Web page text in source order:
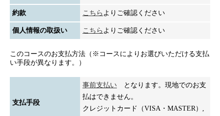
約款 こちら よりご確認ください
個人情報の取扱い こちら よりご確認ください
このコースのお支払方法（※コースによりお選びいただける支払
い手段が異なります。）
支払手段
事前支払い となります。現地でのお支
払はできません。
クレジットカード（VISA・MASTER）,